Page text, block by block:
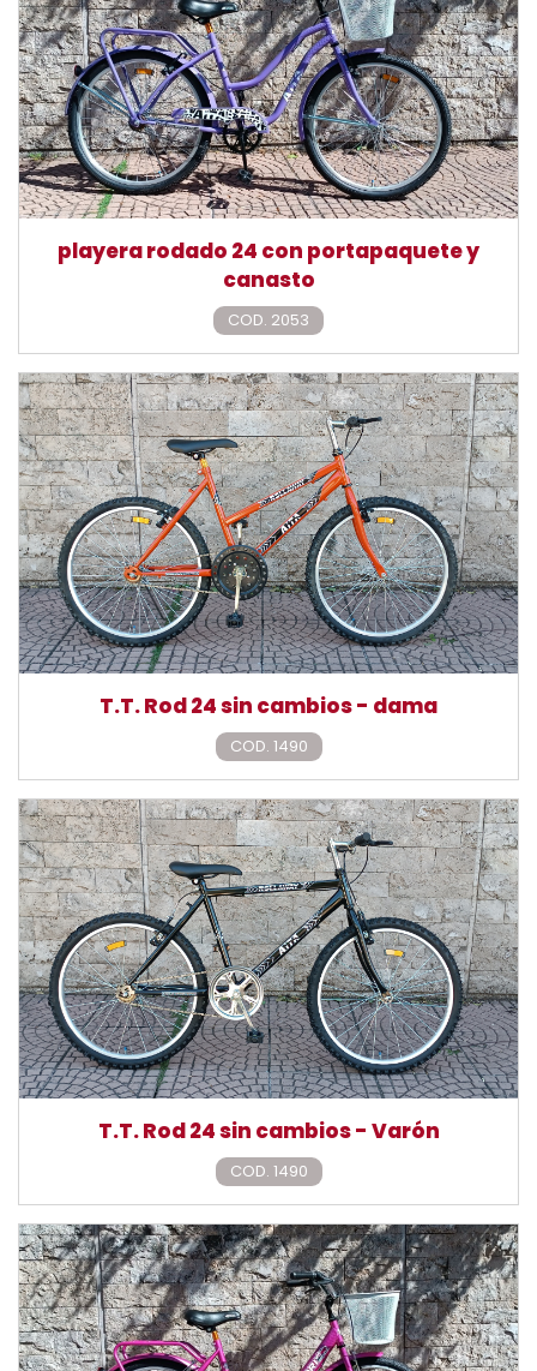
playera rodado 24 con portapaquete y
canasto
COD. 2053
T.T. Rod 24 sin cambios - dama
COD. 1490
T.T. Rod 24 sin cambios - Varón
COD. 1490